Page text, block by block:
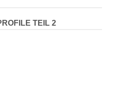
TEIL 2